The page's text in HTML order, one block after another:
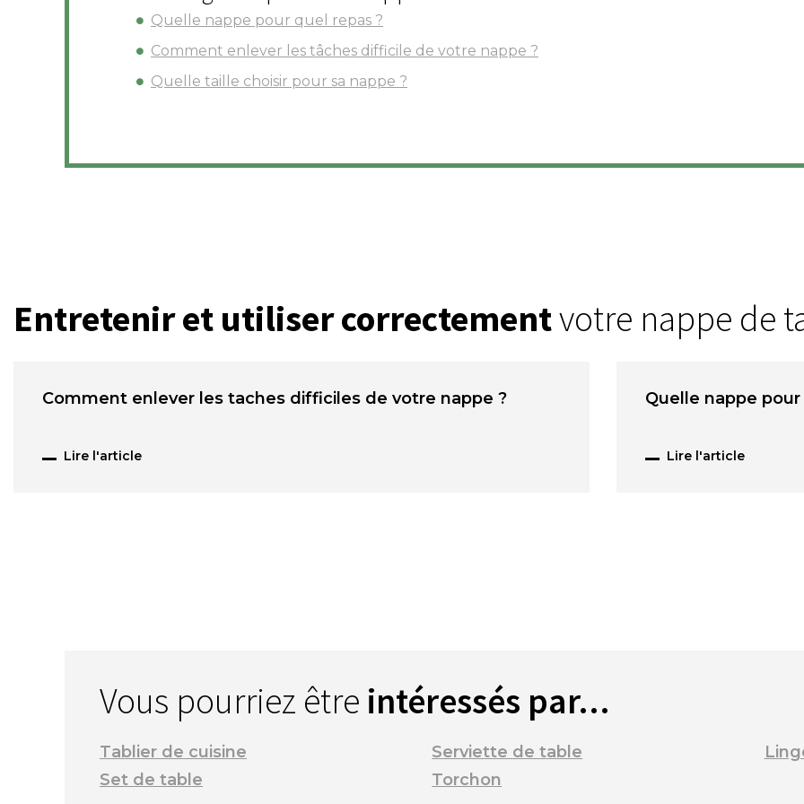
Quelle nappe pour quel repas ?
Comment enlever les tâches difficile de votre nappe ?
Quelle taille choisir pour sa nappe ?
Entretenir et utiliser correctementvotre nappe de
Comment enlever les taches difficiles de votre nappe ?
Lire l'article
Quelle nappe
Lire l'article
Vous pourriez être intéressés par...
Tablier de cuisine Serviette de table
Set de table
Torchon